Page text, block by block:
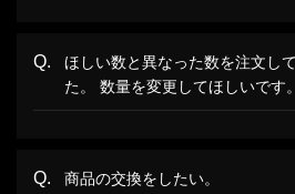
ほしい数と異なった数を注文し
た。 数量を変更してほしいです。
商品の交換をしたい。